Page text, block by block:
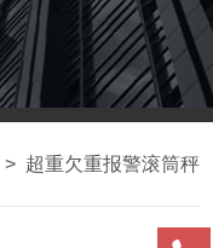
> 超重欠重报警滚筒秤